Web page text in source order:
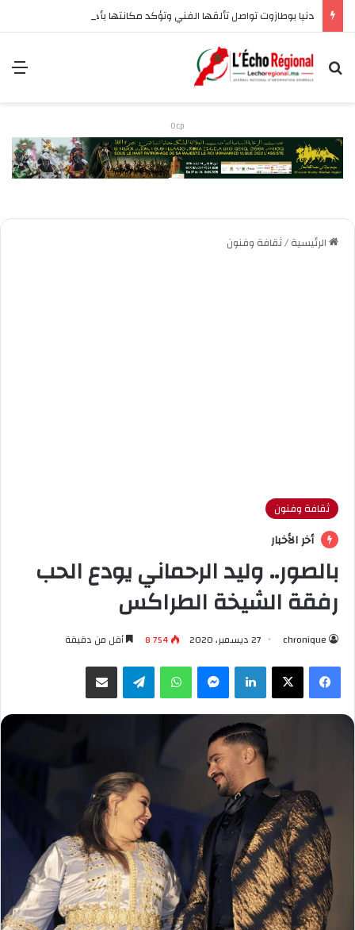
بحث عن
Ocp
الرئيسية/ثقافة وفنون
ثقافة وفنون
أخر الأخبار
بالصور.. وليد الرحماني يودع الحب
رفقة الشيخة الطراكس
chronique 27 ديسمبر، 2020 8 754 أقل من دقيقة
فيسبوك لينكدإن واتساب تيلقرام